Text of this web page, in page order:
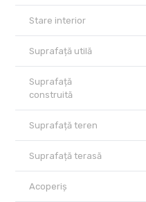
Stare interior
Suprafață utilă
Suprafață
construită
Suprafață teren
Suprafață terasă
Acoperiș